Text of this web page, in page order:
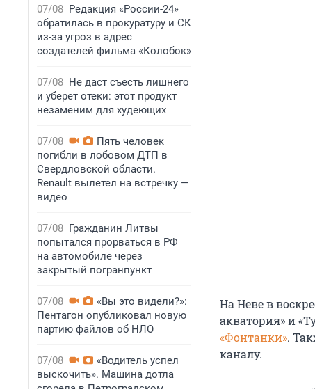
07/08 Редакция «России-24»
обратилась в прокуратуру и СК
из-за угроз в адрес
создателей фильма «Колобок»
07/08 Не даст съесть лишнего
и уберет отеки: этот продукт
незаменим для худеющих
07/08
Пять человек
погибли в лобовом ДТП в
Свердловской области.
Renault вылетел на встречку —
видео
07/08 Гражданин Литвы
попытался прорваться в РФ
на автомобиле через
закрытый погранпункт
07/08
«Вы это видели?»:
Пентагон опубликовал новую
партию файлов об НЛО
07/08
«Водитель успел
выскочить». Машина дотла
На Неве в
акватория» и
«Фонтанки».
каналу.